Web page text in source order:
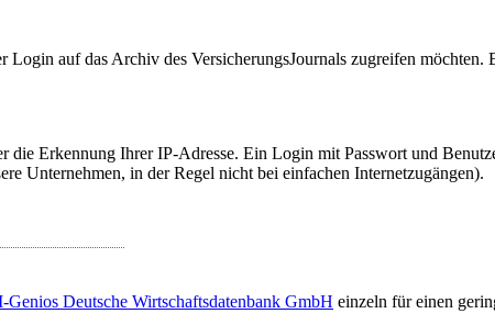
auf das Archiv des VersicherungsJournals zugreifen möchten.
Erkennung Ihrer IP-Adresse. Ein Login mit Passwort und
Unternehmen, in der Regel nicht bei einfachen Internetzugängen).
Genios Deutsche Wirtschaftsdatenbank GmbH einzeln für einen